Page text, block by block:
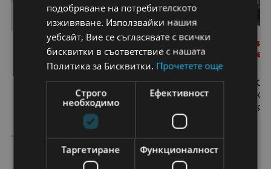
ДАМСКИ БОТУШИ
ОТ ЧЕРНА КОЖА,
УКРАСЕНИ С
€
лв.
36,39
71,17лв.
ДАМСКИ БОТУШИ
ОТ ЧЕРНА КОЖА С
ЧЕРНА КОЖЕНА
ТАПИЦЕРИЯ
52,87лв.
71,17лв.
ДАМСКИ
ОТ ЧЕРНА
ТАПИЦЕРИЯ
подобряване на потребителското
изживяване. Използвайки нашия
уебсайт, Вие се съгласявате с всички
бисквитки в съответствие с нашата
Политика за Бисквитки. Прочетете още
Строго
необходимо
Ефективност
Таргетиране Функционалност